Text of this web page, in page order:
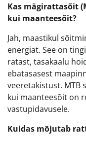
Kas mägirattasõit
kui maanteesõit?
Jah, maastikul
energiat. See on
ratast, tasakaalu
ebatasasest
veeretakistust. MTB
kui maanteesõit on
vastupidavusele.
Kuidas mõjutab